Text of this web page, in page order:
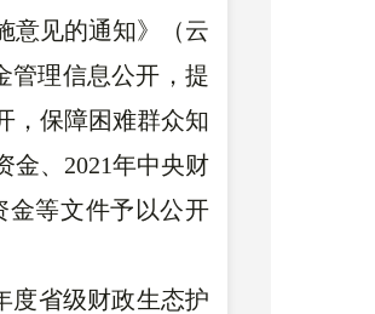
意见的通知》（云
管理信息公开，提
，保障困难群众知
金、2021年中央财
金等文件予以公开
度省级财政生态护